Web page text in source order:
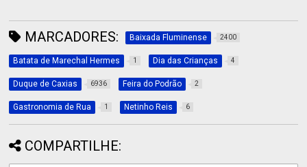
MARCADORES: Baixada Fluminense 2400
Batata de Marechal Hermes 1 Dia das Crianças 4
Duque de Caxias 6936 Feira do Podrão 2
Gastronomia de Rua 1 Netinho Reis 6
COMPARTILHE: